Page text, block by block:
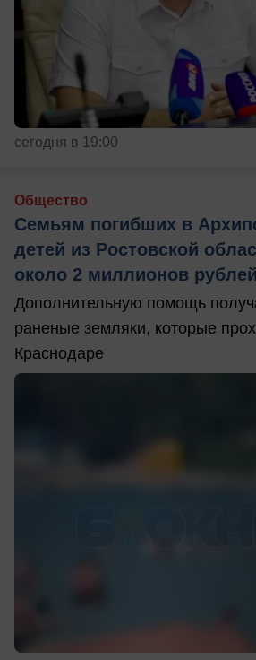
сегодня в 19:00
Общество
Семьям погибших в
детей из Ростовской
около 2 миллионов рублей
Дополнительную помощь
раненые земляки, которые
Краснодаре